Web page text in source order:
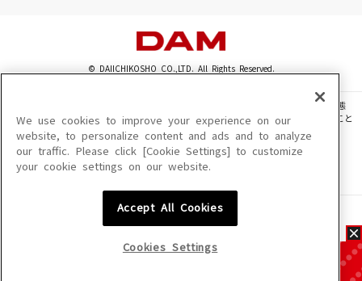
© DAIICHIKOSHO CO.,LTD. All Rights Reserved.
このサイトに掲載されている一切の文章・画像・写真・動画・音声等を、手段や形態
を問わず、著作権法の定める範囲を超えて無断で複製、転載、ファイル化などすること
を禁じます。
楽曲及びコンテンツは、機種によりご利用いただけない場合があります。
楽曲及びコンテンツの配信日、配信内容が変更になる場合があります。
We use cookies to improve your experience on our
website, to personalize content and ads and to analyze
our traffic. Please click [Cookie Settings] to customize
your cookie settings on our website.
Accept All Cookies
Cookies Settings